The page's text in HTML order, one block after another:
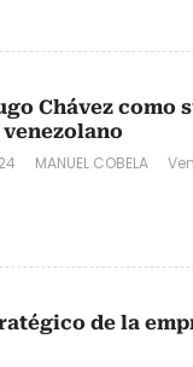
Chávez como
MANUEL COBELA
de la